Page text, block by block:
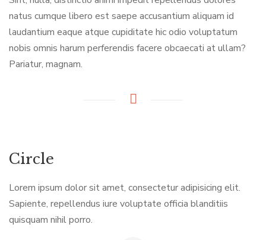
natus cumque libero est saepe accusantium aliquam id
laudantium eaque atque cupiditate hic odio voluptatum
nobis omnis harum perferendis facere obcaecati at ullam?
Pariatur, magnam.
Circle
Lorem ipsum dolor sit amet, consectetur adipisicing elit.
Sapiente, repellendus iure voluptate officia blanditiis
quisquam nihil porro.